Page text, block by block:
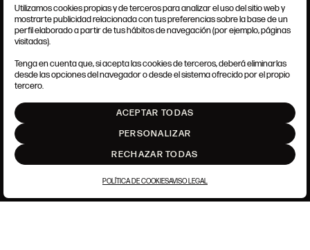
CONDICIONES GENERALES
POLÍTICA DE COOKIES
AJUSTE DE COOKIES
Utilizamos cookies propias y de terceros para analizar el uso del sitio web y
mostrarte publicidad relacionada con tus preferencias sobre la base de un
perfil elaborado a partir de tus hábitos de navegación (por ejemplo, páginas
visitadas).
Tenga en cuenta que, si acepta las cookies de terceros, deberá eliminarlas
desde las opciones del navegador o desde el sistema ofrecido por el propio
tercero.
ACEPTAR TODAS
PERSONALIZAR
RECHAZAR TODAS
POLÍTICA DE COOKIESAVISO LEGAL